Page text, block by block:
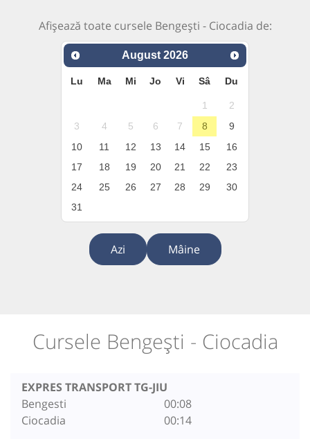
Afișează toate cursele Bengești - Ciocadia de:
August 2026
Lu Ma Mi Jo Vi Sâ Du
1
2
3
4 5 6 7 8
9
10
11 12 13 14 15
16
17
18 19 20 21 22
23
24
25 26 27 28 29
30
31
Azi Mâine
Cursele Bengești - Ciocadia
EXPRES TRANSPORT TG-JIU
Bengesti
Ciocadia
00:08
00:14